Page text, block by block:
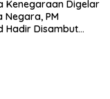
Kenegaraan Digelar
Negara, PM
Hadir Disambut